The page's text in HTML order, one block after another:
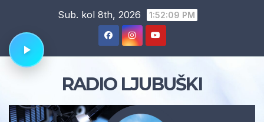
content
Sub. kol 8th, 2026 1:52:10 PM
RADIO LJUBUŠKI